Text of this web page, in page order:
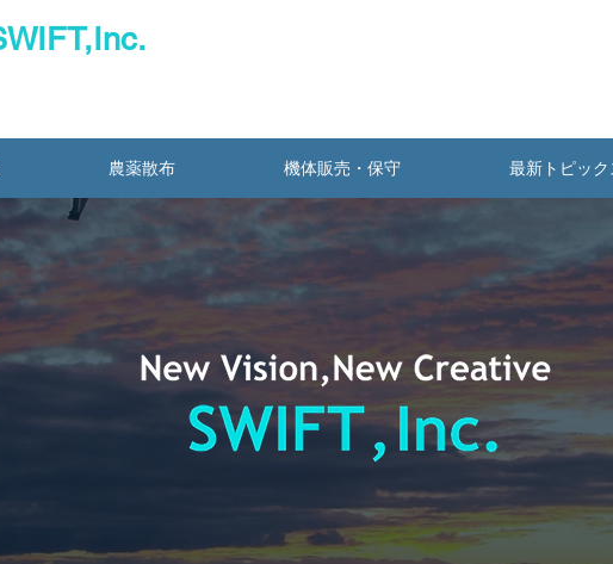
農薬散布 機体販売・保守 最新トピック